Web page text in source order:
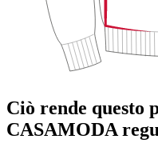
Ciò rende questo
CASAMODA